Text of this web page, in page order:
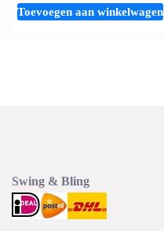
Toevoegen aan winkelwagen
Swing & Bling